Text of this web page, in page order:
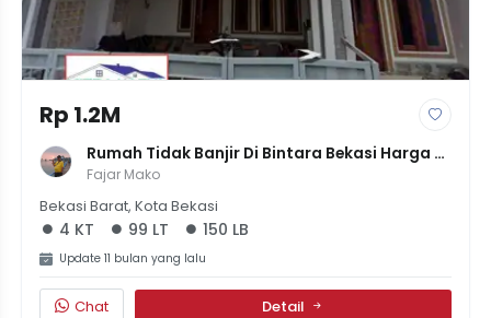
Rp 1.2M
Rumah Tidak Banjir Di Bintara Bekasi Harga
1,5Miliyar 4Kamar
Fajar Mako
Bekasi Barat, Kota Bekasi
4 KT 99 LT 150 LB
Update 11 bulan yang lalu
Chat Detail